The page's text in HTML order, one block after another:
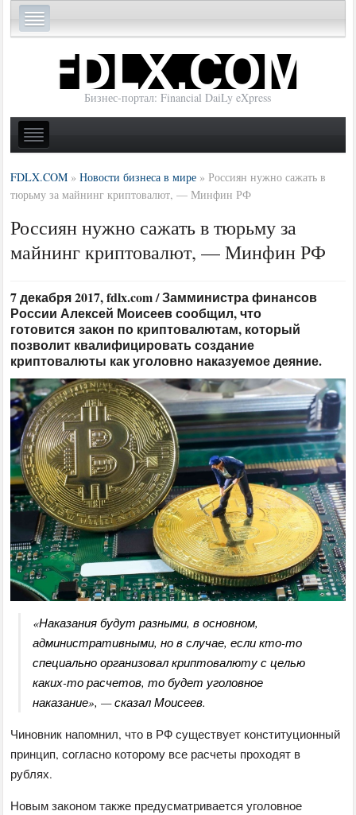
Бизнес-портал: Financial DaiLy eXpress
FDLX.COM »Новости бизнеса в мире »Россиян нужно сажать в
тюрьму за майнинг криптовалют, — Минфин РФ
Россиян нужно сажать в тюрьму за
майнинг криптовалют, — Минфин РФ
7 декабря 2017, fdlx.com / Замминистра финансов
России Алексей Моисеев сообщил, что
готовится закон по криптовалютам, который
позволит квалифицировать создание
криптовалюты как уголовно наказуемое деяние.
«Наказания будут разными, в основном,
административными, но в случае, если кто-то
специально организовал криптовалюту с целью
каких-то расчетов, то будет уголовное
наказание», — сказал Моисеев.
Чиновник напомнил, что в РФ существует конституционный
принцип, согласно которому все расчеты проходят в
рублях.
Новым законом также предусматривается уголовное